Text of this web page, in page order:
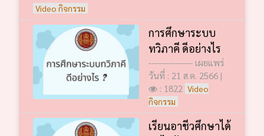
Video กิจกรรม
การศึกษาระบบ
ทวิภาคี ดีอย่างไร
--------------- เผยแพร่
วันที่ : 21 ส.ค. 2566 |
: 1822 Video
กิจกรรม
เรียนอาชีวศึกษาได้